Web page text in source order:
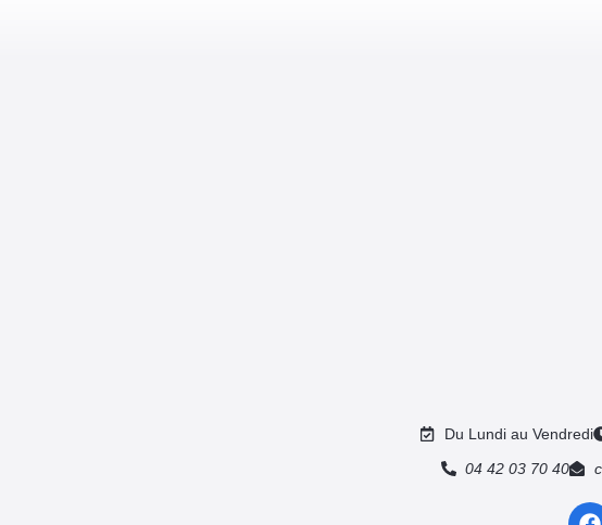
Du Lundi au Vendredi
04 42 03 70 40